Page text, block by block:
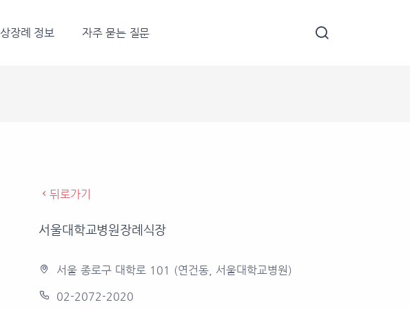
상장례 정보 자주 묻는 질문
뒤로가기
서울대학교병원장례식장
서울 종로구 대학로 101 (연건동, 서울대학교병원)
02-2072-2020